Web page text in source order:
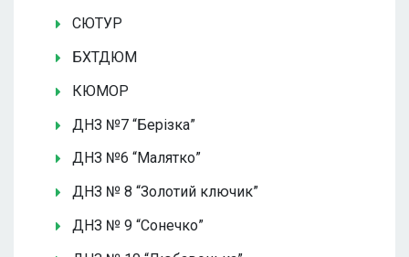
СЮТУР
БХТДЮМ
КЮМОР
ДНЗ №7 “Берізка”
ДНЗ №6 “Малятко”
ДНЗ № 8 “Золотий ключик”
ДНЗ № 9 “Сонечко”